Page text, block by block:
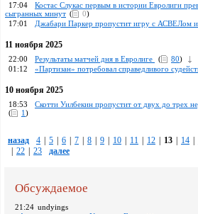
17:04
Костас Слукас первым в истории Евролиги
сыгранных минут ( 0)
17:01
Джабари Паркер пропустит игру с АСВЕЛом
11 ноября 2025
22:00 Pезультаты матчей дня в Евролиге ( 80)
01:12
«Партизан» потребовал справедливого
10 ноября 2025
18:53
Скотти Уилбекин пропустит от двух до трех
(
1)
назад 4 5 6 7 8 9 10 11 12 13 14
22 23 далее
Обсуждаемое
21:24 undyings